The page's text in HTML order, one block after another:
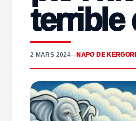
terrible
2 MARS 2024—NAPO DE